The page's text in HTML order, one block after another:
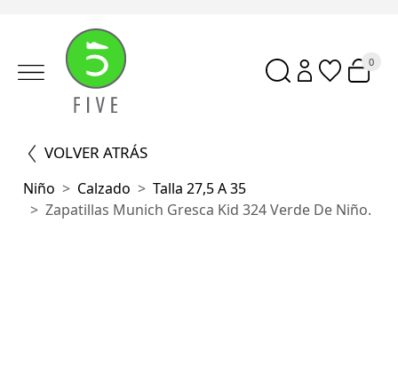
0
VOLVER ATRÁS
Niño Calzado
Talla 27,5 A 35
Zapatillas Munich Gresca Kid 324 Verde De Niño.